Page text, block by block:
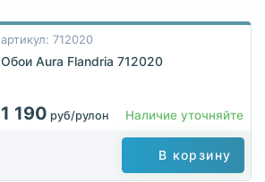
артикул: 712020
Обои Aura Flandria 712020
1 190 руб/рулон Наличие уточняйте
В корзину